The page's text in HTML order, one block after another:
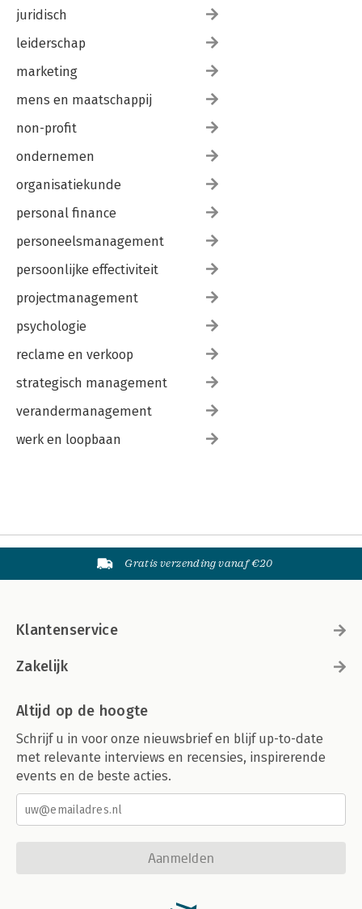
juridisch
leiderschap
marketing
mens en maatschappij
non-profit
ondernemen
organisatiekunde
personal finance
personeelsmanagement
persoonlijke effectiviteit
projectmanagement
psychologie
reclame en verkoop
strategisch management
verandermanagement
werk en loopbaan
Gratis verzending vanaf €20
Klantenservice
Zakelijk
Altijd op de hoogte
Schrijf u in voor onze nieuwsbrief en blijf up-to-date
met relevante interviews en recensies, inspirerende
events en de beste acties.
Aanmelden